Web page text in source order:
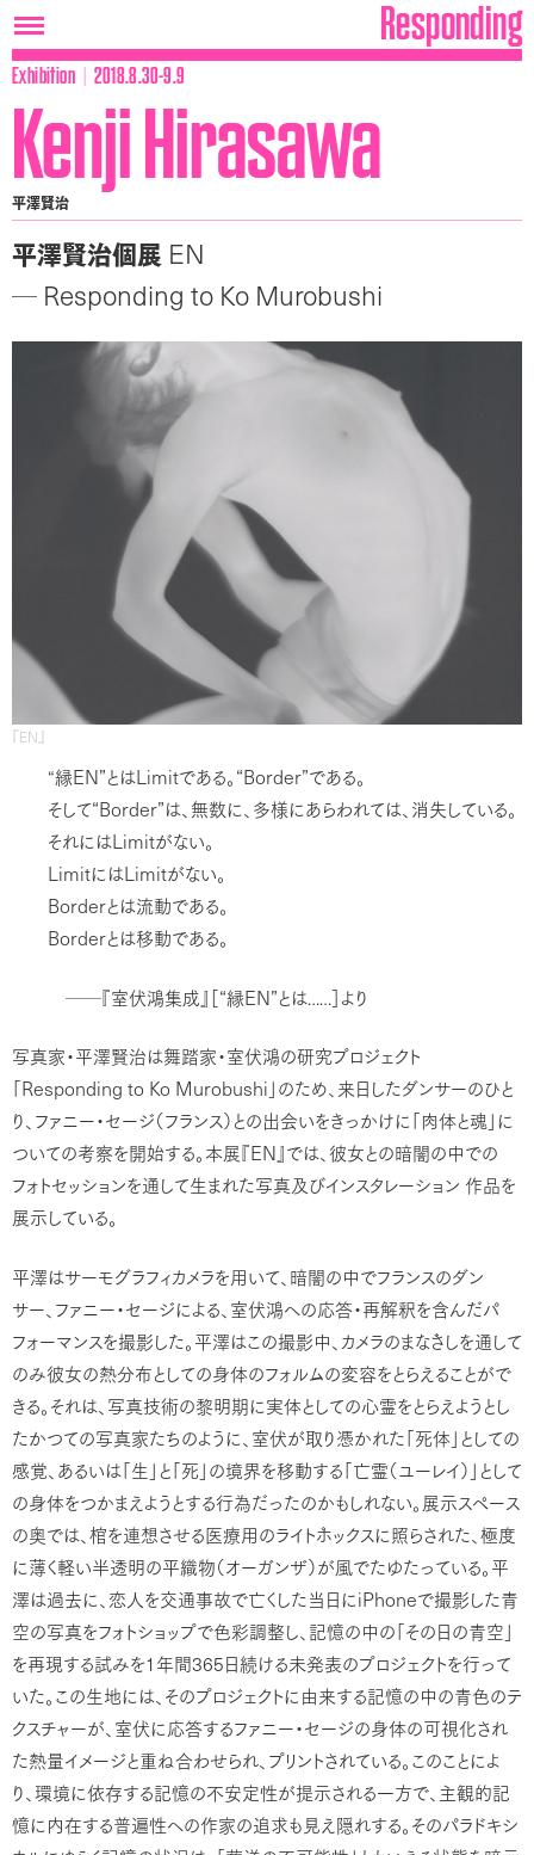
Responding
Exhibition │2018.8.30-9.9
Kenji Hirasawa
平澤賢治
平澤賢治個展 EN
─ Responding to Ko Murobushi
『EN』
“縁EN”とはLimitである。“Border”である。
そして“Border”は、無数に、多様にあらわれては、消失している。
それにはLimitがない。
LimitにはLimitがない。
Borderとは流動である。
Borderとは移動である。
──『室伏鴻集成』［“縁EN”とは……］より
写真家・平澤賢治は舞踏家・室伏鴻の研究プロジェクト
「Responding to Ko Murobushi」のため、来日したダンサーのひと
り、ファニー・セージ（フランス）との出会いをきっかけに「肉体と魂」に
ついての考察を開始する。本展『EN』では、彼女との暗闇の中での
フォトセッションを通して生まれた写真及びインスタレーション 作品を
展示している。
平澤はサーモグラフィカメラを用いて、暗闇の中でフランスのダン
サー、ファニー・セージによる、室伏鴻への応答・再解釈を含んだパ
フォーマンスを撮影した。平澤はこの撮影中、カメラのまなざしを通して
のみ彼女の熱分布としての身体のフォルムの変容をとらえることがで
きる。それは、写真技術の黎明期に実体としての心霊をとらえようとし
たかつての写真家たちのように、室伏が取り憑かれた「死体」としての
感覚、あるいは「生」と「死」の境界を移動する「亡霊（ユーレイ）」として
の身体をつかまえようとする行為だったのかもしれない。展示スペース
の奥では、棺を連想させる医療用のライトボックスに照らされた、極度
に薄く軽い半透明の平織物（オーガンザ）が風でたゆたっている。平
澤は過去に、恋人を交通事故で亡くした当日にiPhoneで撮影した⻘
空の写真をフォトショップで色彩調整し、記憶の中の「その日の青空」
を再現する試みを1 年間365日続ける未発表のプロジェクトを行って
いた。この生地には、そのプロジェクトに由来する記憶の中の⻘色のテ
クスチャーが、室伏に応答するファニー・セージの身体の可視化され
た熱量イメージと重ね合わせられ、プリントされている。このことによ
り、環境に依存する記憶の不安定性が提示される一方で、主観的記
憶に内在する普遍性への作家の追求も見え隠れする。そのパラドキシ